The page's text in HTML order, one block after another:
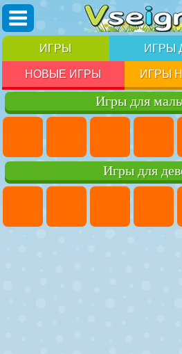
ИГРЫ ИГРЫ
НОВЫЕ ИГРЫ ИГРЫ
Игры для
Игры для